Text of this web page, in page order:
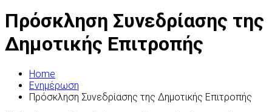
Πρόσκληση Συνεδρίασης της
Δημοτικής Επιτροπής
Home
Ενημέρωση
Πρόσκληση Συνεδρίασης της Δημοτικής Επιτροπής